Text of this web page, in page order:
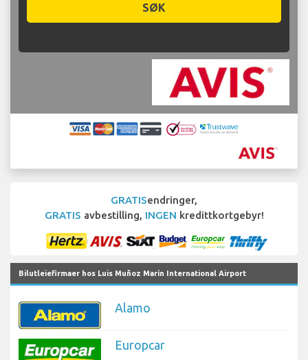
SØK
GRATISendringer,
GRATIS avbestilling, INGEN kredittkortgebyr!
Bilutleiefirmaer hos Luis Muñoz Marín International Airport
Alamo
Europcar